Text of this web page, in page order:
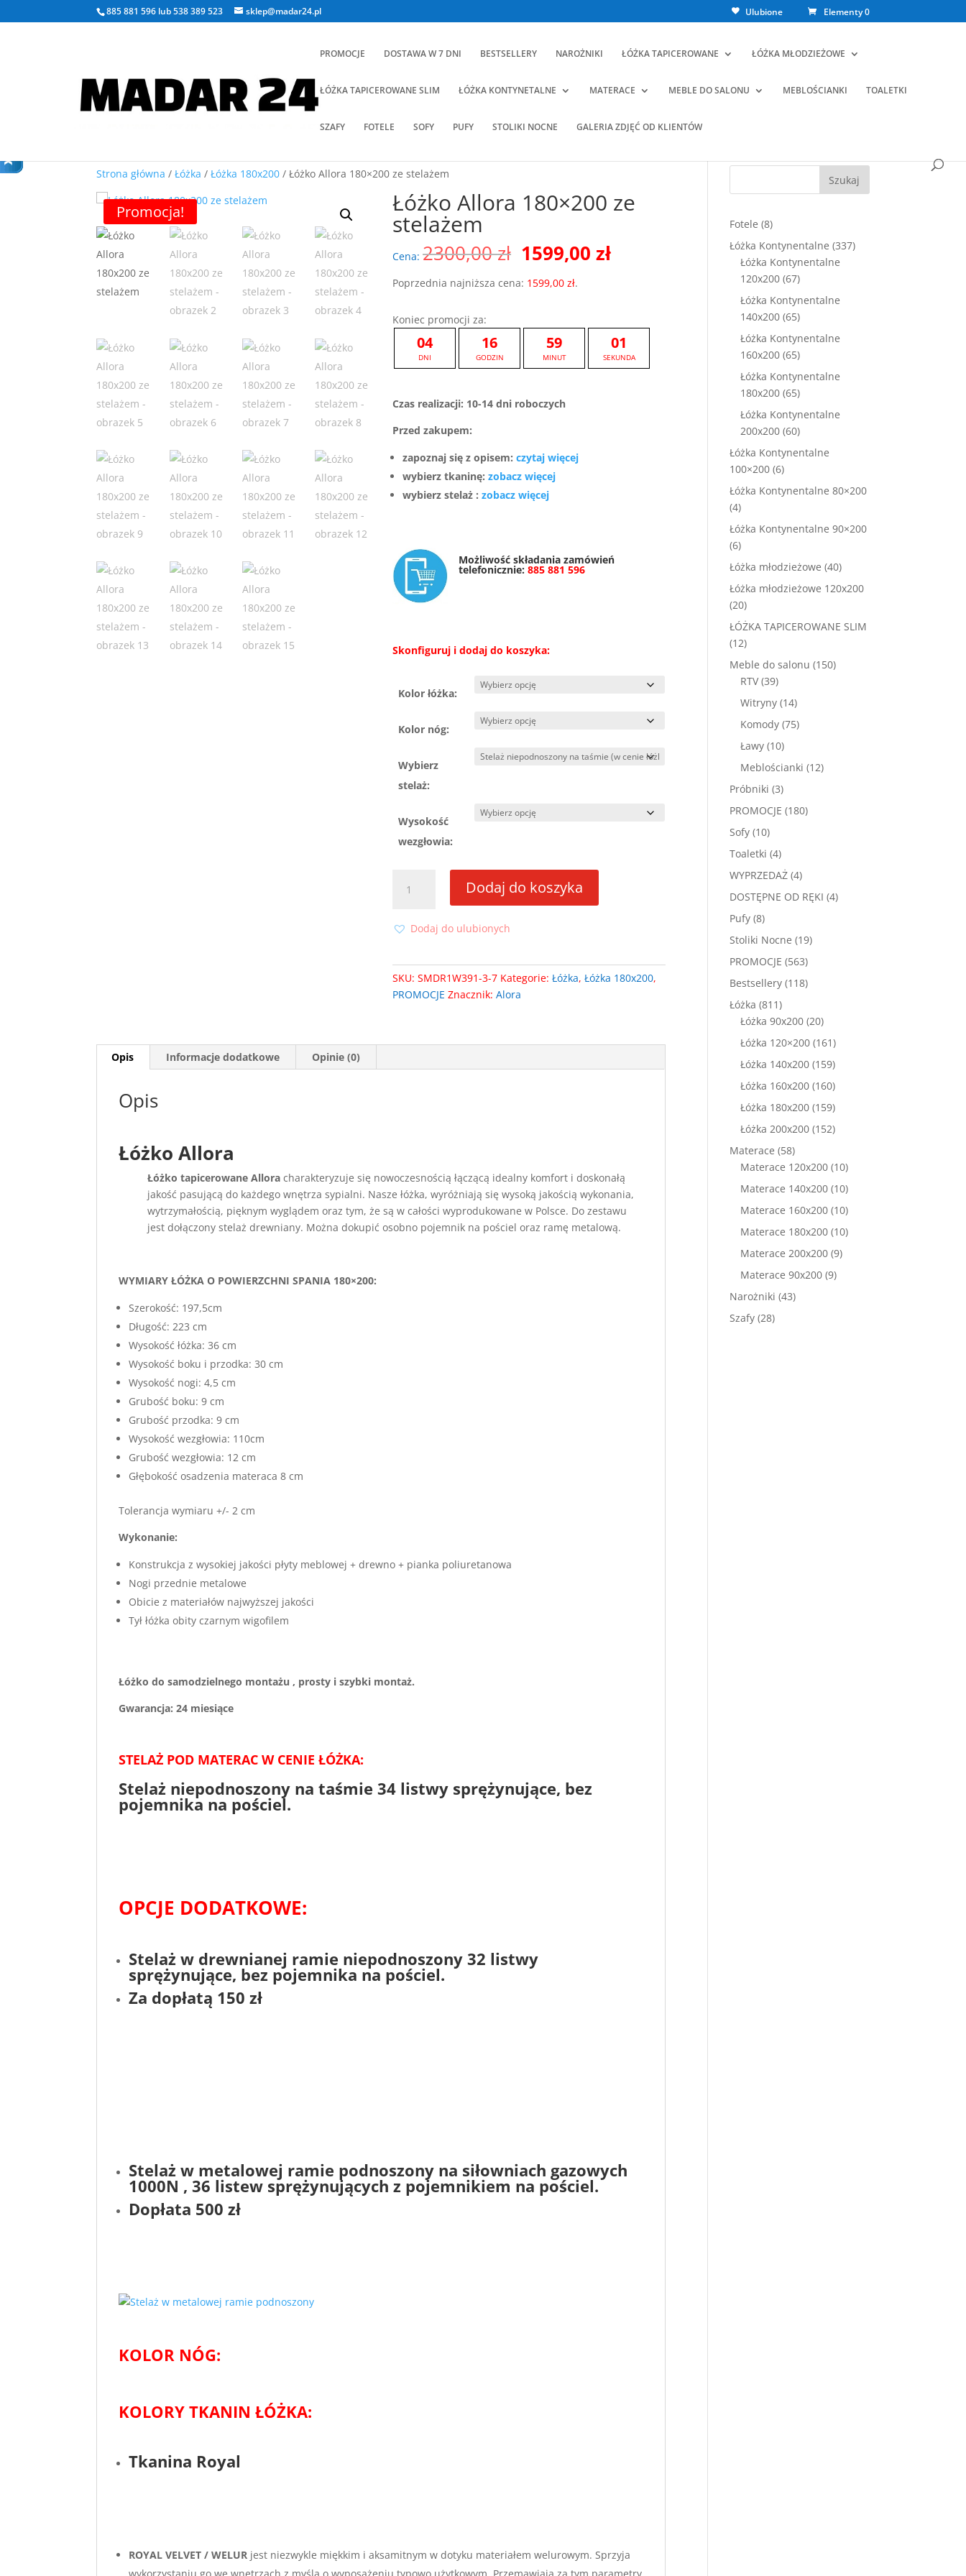
885 881 596 lub538 389 523 sklep@madar24.pl Ulubione Elementy 0
PROMOCJE DOSTAWA W 7 DNI BESTSELLERY NAROŻNIKI ŁÓŻKA TAPICEROWANE ŁÓŻKA MŁODZIEŻOWE
ŁÓŻKA TAPICEROWANE SLIM ŁÓŻKA KONTYNETALNE MATERACE MEBLE DO SALONU MEBLOŚCIANKI TOALETKI
SZAFY FOTELE SOFY PUFY STOLIKI NOCNE GALERIA ZDJĘĆ OD KLIENTÓW
Strona główna /Łóżka /Łóżka 180x200 / Łóżko Allora 180×200 ze stelażem
Promocja! Łóżko Allora 180×200 ze
stelażem
Cena:2300,00zł Pierwotna
cena
wynosiła:
1599,00złAktualna
Poprzednia najniższa cena: 1599,00zł.
Koniec promocji za:
04
DNI
16
GODZIN
59
MINUT
00
SEKUND
Czas realizacji: 10-14 dni roboczych
Przed zakupem:
zapoznaj się z opisem:czytaj więcej
wybierz tkaninę:zobacz więcej
wybierz stelaż :zobacz więcej
Możliwość składania zamówień
telefonicznie:885 881 596
Skonfiguruj i dodaj do koszyka:
Kolor łóżka:
Kolor nóg:
Wybierz
stelaż:
Wysokość
wezgłowia:
Łóżko
180x200
Dodaj do koszyka
Dodaj do ulubionych
SKU:SMDR1W391-3-7 Kategorie:Łóżka,Łóżka 180x200,
PROMOCJE Znacznik:Alora
Opis Informacje dodatkowe Opinie (0)
Opis
Łóżko Allora
Łóżko tapicerowane Alloracharakteryzuje się nowoczesnością łączącą idealny komfort i doskonałą
jakość pasującą do każdego wnętrza sypialni. Nasze łóżka, wyróżniają się wysoką jakością wykonania,
wytrzymałością, pięknym wyglądem oraz tym, że są w całości wyprodukowane w Polsce. Do zestawu
jest dołączony stelaż drewniany. Można dokupić osobno pojemnik na pościel oraz ramę metalową.
WYMIARY ŁÓŻKA O POWIERZCHNI SPANIA 180×200:
Szerokość: 197,5cm
Długość: 223 cm
Wysokość łóżka: 36 cm
Wysokość boku i przodka: 30 cm
Wysokość nogi: 4,5 cm
Grubość boku: 9 cm
Grubość przodka: 9 cm
Wysokość wezgłowia: 110cm
Grubość wezgłowia: 12 cm
Głębokość osadzenia materaca 8 cm
Tolerancja wymiaru +/- 2 cm
Wykonanie:
Konstrukcja z wysokiej jakości płyty meblowej + drewno + pianka poliuretanowa
Nogi przednie metalowe
Obicie z materiałów najwyższej jakości
Tył łóżka obity czarnym wigofilem
Łóżko do samodzielnego montażu , prosty i szybki montaż.
Gwarancja: 24 miesiące
STELAŻ POD MATERAC W CENIE ŁÓŻKA:
Stelaż niepodnoszony na taśmie 34 listwy sprężynujące, bez
pojemnika na pościel.
OPCJE DODATKOWE:
Stelaż w drewnianej ramie niepodnoszony 32 listwy
sprężynujące, bez pojemnika na pościel.
Za dopłatą 150 zł
Stelaż w metalowej ramie podnoszony na siłowniach gazowych
1000N , 36 listew sprężynujących z pojemnikiem na pościel.
Dopłata 500 zł
KOLOR NÓG:
KOLORY TKANIN ŁÓŻKA:
Tkanina Royal
ROYAL VELVET / WELUR jest niezwykle miękkim i aksamitnym w dotyku materiałem welurowym. Sprzyja
Szukaj
Fotele 88
produktów
Łóżka Kontynentalne 337337
Łóżka Kontynentalne
120x200 6767
produktów
Łóżka Kontynentalne
140x200 6565
produktów
Łóżka Kontynentalne
160x200 6565
produktów
Łóżka Kontynentalne
180x200 6565
produktów
Łóżka Kontynentalne
200x200 6060
produktów
Łóżka Kontynentalne
100×200 66
produktów
Łóżka Kontynentalne 80×200
44
produkty
Łóżka Kontynentalne 90×200
66
produktów
Łóżka młodzieżowe 4040
produktów
Łóżka młodzieżowe 120x200
2020
produktów
ŁÓŻKA TAPICEROWANE SLIM
1212
produktów
Meble do salonu 150150
RTV 3939
produktów
Witryny 1414
produktów
Komody 7575
Ławy 1010
produktów
Meblościanki 1212
Próbniki 33
produkty
PROMOCJE 180180
Sofy 1010
produktów
Toaletki 44
produkty
WYPRZEDAŻ 44
produkty
DOSTĘPNE OD RĘKI 44
Pufy 88
produktów
Stoliki Nocne 1919
PROMOCJE 563563
produkty
Bestsellery 118118
Łóżka 811811
produktów
Łóżka 90x200 2020
produktów
Łóżka 120×200 161161
produktów
Łóżka 140x200 159159
produktów
Łóżka 160x200 160160
produktów
Łóżka 180x200 159159
produktów
Łóżka 200x200 152152
Materace 5858
produktów
Materace 120x200 1010
produktów
Materace 140x200 1010
produktów
Materace 160x200 1010
produktów
Materace 180x200 1010
Materace 200x200 99
Materace 90x200 99
Narożniki 4343
Szafy 2828